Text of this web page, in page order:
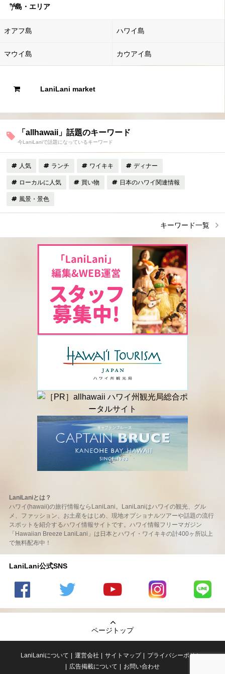
島・エリア
オアフ島 ハワイ島
マウイ島 カウアイ島
LaniLani market
「allhawaii」話題のキーワード
今LaniLaniで話題になっているキーワード
人気 ランチ ワイキキ ディナー
ローカルに人気 買い物 日本のハワイ関連情報
風景・景色
キーワード一覧
LaniLaniとは？
ハワイ(hawaii)の旅行情報ならLaniLani。LaniLaniはハワイの観光、グル
メ、ファッション、お土産をはじめ、現地オプショナルツアーや話題の流行
スポットを紹介するハワイ情報サイトです。ハワイ情報フリーマガジン
「Hawaiian Breeze LaniLani」は日本とハワイ・ワイキキの計400ヶ所以上
で無料配布中！
LaniLani公式SNS
の
のtwitter
の
Youtube
チャンネ
LaniLani
LaniLani
ページトップ
LaniLaniについて 運営会社 サイトマップ
プライバシーポリシー
広告掲載について
お問い合わせ